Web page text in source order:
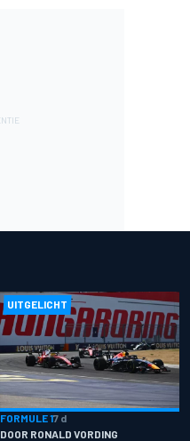
UITGELICHT
FORMULE 17 d
DOOR RONALD VORDING